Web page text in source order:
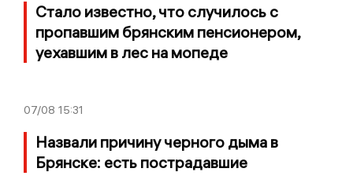
Стало известно, что случилось с
пропавшим брянским пенсионером,
уехавшим в лес на мопеде
07/08 15:31
Назвали причину черного дыма в
Брянске: есть пострадавшие